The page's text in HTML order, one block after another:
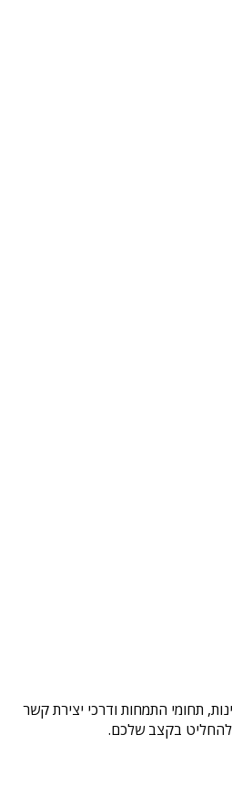
תחומי התמחות ודרכי יצירת קשר
בקצב שלכם.